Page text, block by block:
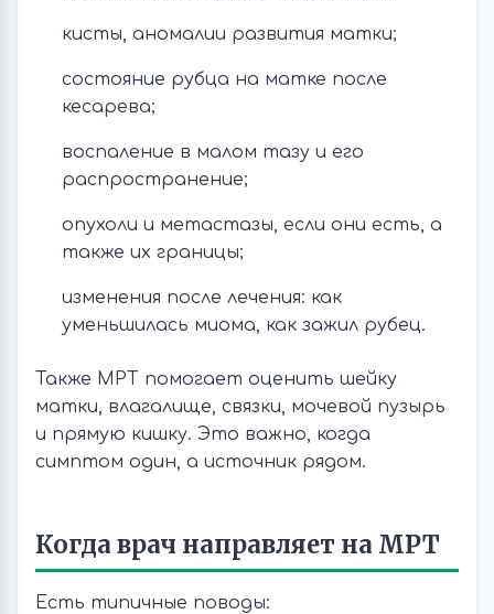
кисты, аномалии развития матки;
состояние рубца на матке после
кесарева;
воспаление в малом тазу и его
распространение;
опухоли и метастазы, если они есть, а
также их границы;
изменения после лечения: как
уменьшилась миома, как зажил рубец.
Также МРТ помогает оценить шейку
матки, влагалище, связки, мочевой пузырь
и прямую кишку. Это важно, когда
симптом один, а источник рядом.
Когда врач направляет на МРТ
Есть типичные поводы: